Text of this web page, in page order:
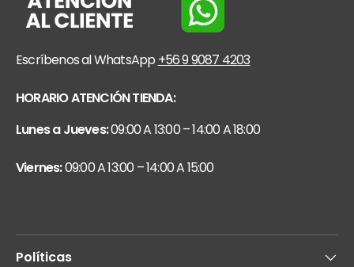
Escríbenos al WhatsApp +56 9 9087 4203
HORARIO ATENCIÓN TIENDA:
Lunes a Jueves:09:00 A 13:00 – 14:00 A 18:00
Viernes:09:00 A 13:00 – 14:00 A 15:00
Políticas